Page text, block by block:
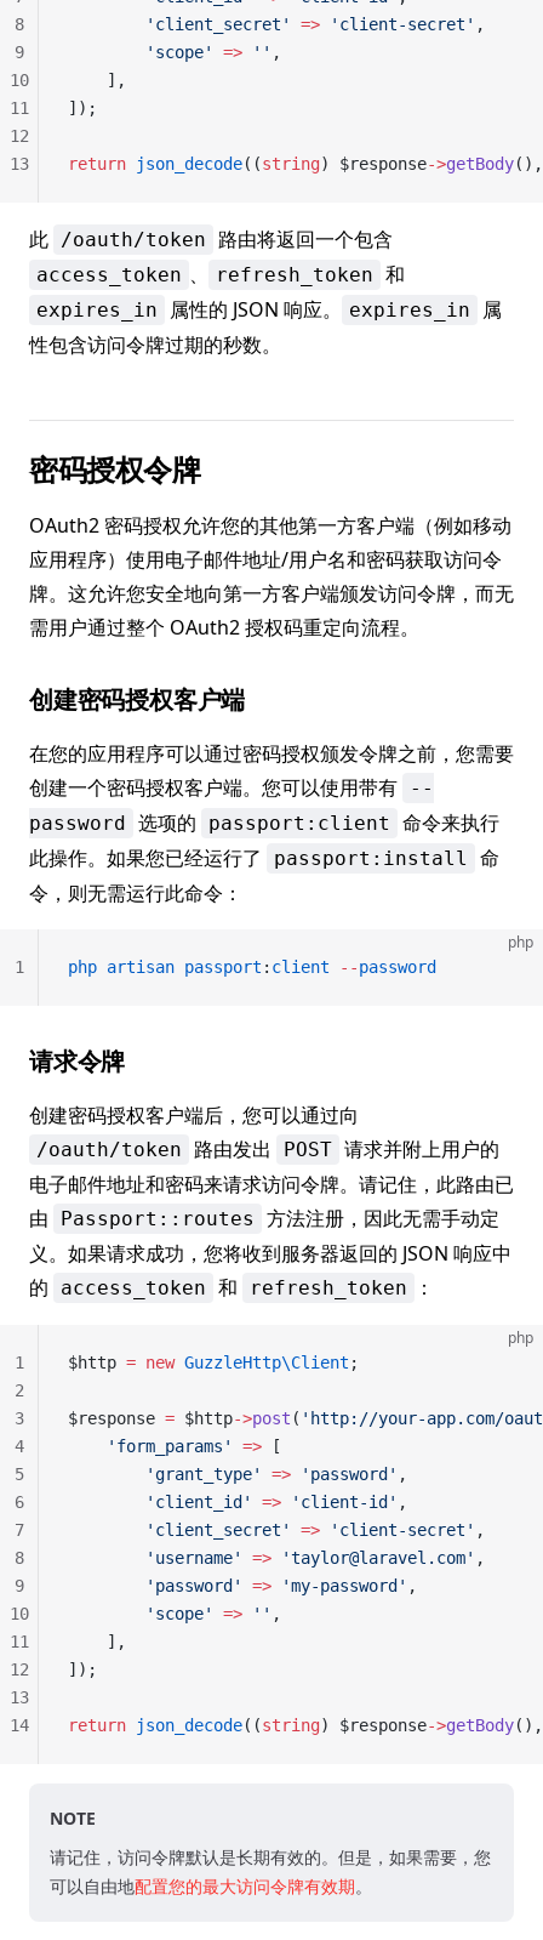
        'client_secret'
=> 'client-secret' ,
        'scope'
=> '' ,
    ],
]);
return json_decode((string) $response->getBody
8
9
10
11
12
13
此 /oauth/token 路由将返回一个包含
access_token 、 refresh_token 和
expires_in 属性的 JSON 响应。 expires_in
属
性包含访问令牌过期的秒数。
密码授权令牌
OAuth2 密码授权允许您的其他第一方客户端（例如移动
应用程序）使用电子邮件地址/用户名和密码获取访问令
牌。这允许您安全地向第一方客户端颁发访问令牌，而无
需用户通过整个 OAuth2 授权码重定向流程。
创建密码授权客户端
在您的应用程序可以通过密码授权颁发令牌之前，您需要
创建一个密码授权客户端。您可以使用带有
--
password 选项的 passport:client
命令来执行
此操作。如果您已经运行了
passport:install
命
令，则无需运行此命令：
php
php artisan passport : client --password
1
请求令牌
创建密码授权客户端后，您可以通过向
/oauth/token 路由发出 POST 请求并附上用户的
电子邮件地址和密码来请求访问令牌。请记住，此路由已
由
Passport::routes
方法注册，因此无需手动定
义。如果请求成功，您将收到服务器返回的 JSON 响应中
的
access_token 和 refresh_token ：
php
$http = new GuzzleHttp\Client ;
$response = $http->post ( 'http://your-app.com/
    'form_params'
=> [
        'grant_type'
=> 'password' ,
        'client_id'
=> 'client-id' ,
        'client_secret'
=> 'client-secret' ,
        'username'
=> 'taylor@laravel.com' ,
        'password'
=> 'my-password' ,
        'scope'
=> '' ,
    ],
]);
return json_decode((string) $response->getBody
1
2
3
4
5
6
7
8
9
10
11
12
13
14
NOTE
请记住，访问令牌默认是长期有效的。但是，如果需要，您
可以自由地配置您的最大访问令牌有效期。